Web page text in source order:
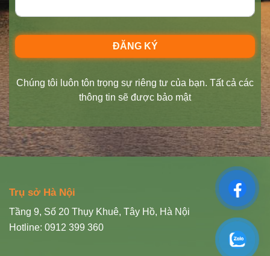
Chúng tôi luôn tôn trọng sự riêng tư của bạn. Tất cả các
thông tin sẽ được bảo mật
Trụ sở Hà Nội
Tầng 9, Số 20 Thụy Khuê, Tây Hồ, Hà Nội
Hotline: 0912 399 360